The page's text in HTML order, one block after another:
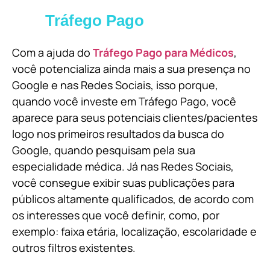
Tráfego Pago
Com a ajuda do Tráfego Pago para Médicos,
você potencializa ainda mais a sua presença no
Google e nas Redes Sociais, isso porque,
quando você investe em Tráfego Pago, você
aparece para seus potenciais clientes/pacientes
logo nos primeiros resultados da busca do
Google, quando pesquisam pela sua
especialidade médica. Já nas Redes Sociais,
você consegue exibir suas publicações para
públicos altamente qualificados, de acordo com
os interesses que você definir, como, por
exemplo: faixa etária, localização, escolaridade e
outros filtros existentes.